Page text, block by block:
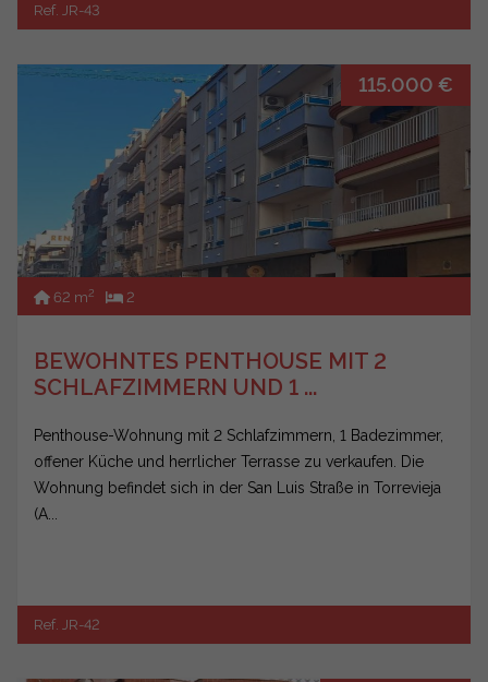
Ref. JR-43
115.000 €
62 m2 2
BEWOHNTES PENTHOUSE MIT 2
SCHLAFZIMMERN UND 1 ...
Penthouse-Wohnung mit 2 Schlafzimmern, 1 Badezimmer,
offener Küche und herrlicher Terrasse zu verkaufen. Die
Wohnung befindet sich in der San Luis Straße in Torrevieja
(A...
Ref. JR-42